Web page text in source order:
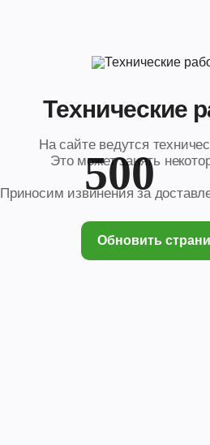
500
Технические
На сайте ведутся
Это может занять
Приносим извинения за
Обновить